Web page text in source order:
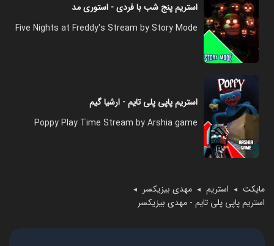
استریم پنج شب با فردی - استوری مد
Five Nights at Freddy's Stream by Story Mode
استریم پاپی پلی تایم - ارشیا گیم
Poppy Play Time Stream by Arshia game
مایکت ◄ استریم ◄ مهدی بیزیکسر ◄
استریم پاپی پلی تایم - مهدی بیزیکسر